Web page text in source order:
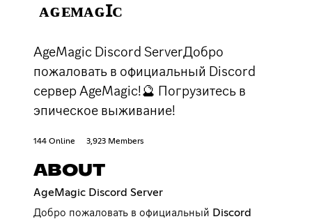
ᴀɢᴇᴍᴀɢꞮᴄ
AgeMagic Discord ServerДобро
пожаловать в официальный Discord
сервер AgeMagic!🔮 Погрузитесь в
эпическое выживание!
144 Online 3,923 Members
ABOUT
AgeMagic Discord Server
Добро пожаловать в официальный Discord